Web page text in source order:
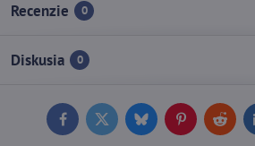
Recenzie 0
Diskusia 0
FacebookTwitterBlueskyPinterestReddit